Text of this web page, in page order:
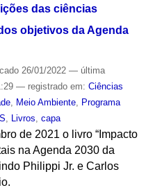
das ciências
objetivos da Agenda
26/01/2022 — última
— registrado em: Ciências
, Meio Ambiente, Programa
, Livros, capa
de 2021 o livro “Impacto
na Agenda 2030 da
Philippi Jr. e Carlos